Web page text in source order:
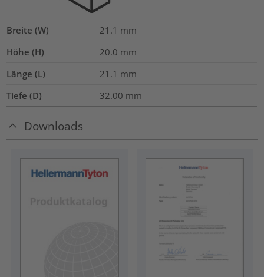
Breite (W) 21.1 mm
Höhe (H)
20.0 mm
Länge (L)
21.1 mm
Tiefe (D)
32.00 mm
Downloads